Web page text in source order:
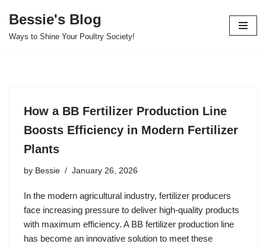
Skip
Bessie's Blog
Ways to Shine Your Poultry Society!
How a BB Fertilizer Production Line
Boosts Efficiency in Modern Fertilizer
Plants
by Bessie January 26, 2026
In the modern agricultural industry, fertilizer producers
face increasing pressure to deliver high-quality products
with maximum efficiency. A BB fertilizer production line
has become an innovative solution to meet these